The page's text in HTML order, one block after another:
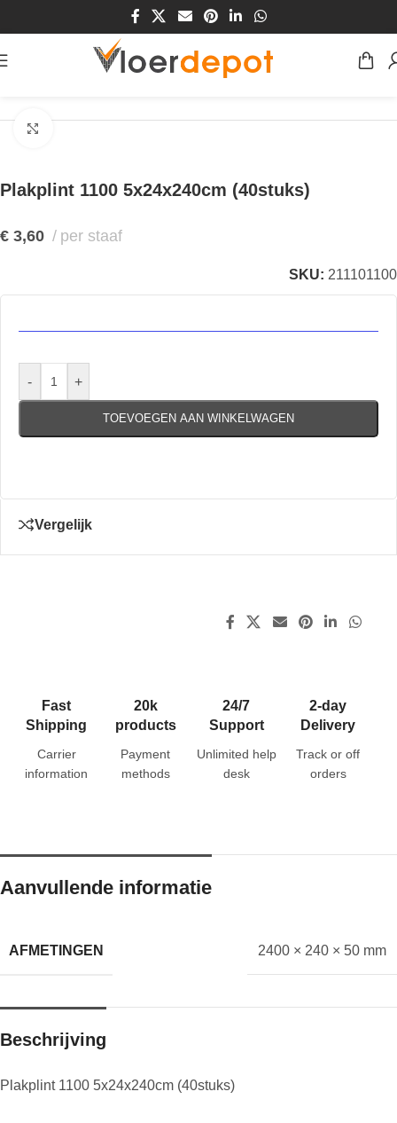
Plakplint 1100 5x24x240cm (40stuks)
€ 3,60 per staaf
SKU: 211101100
- +
TOEVOEGEN AAN WINKELWAGEN
Vergelijk
Fast
Shipping
Carrier
information
20k
products
Payment
methods
24/7
Support
Unlimited help
desk
2-day
Delivery
Track or off
orders
Aanvullende informatie
AFMETINGEN 2400 × 240 × 50 mm
Beschrijving
Plakplint 1100 5x24x240cm (40stuks)